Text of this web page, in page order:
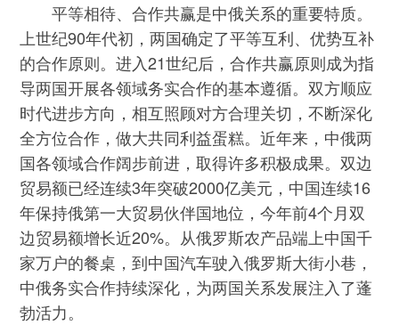
平等相待、合作共赢是中俄关系的重要特质。
上世纪90年代初，两国确定了平等互利、优势互补
的合作原则。进入21世纪后，合作共赢原则成为指
导两国开展各领域务实合作的基本遵循。双方顺应
时代进步方向，相互照顾对方合理关切，不断深化
全方位合作，做大共同利益蛋糕。近年来，中俄两
国各领域合作阔步前进，取得许多积极成果。双边
贸易额已经连续3年突破2000亿美元，中国连续16
年保持俄第一大贸易伙伴国地位，今年前4个月双
边贸易额增长近20%。从俄罗斯农产品端上中国千
家万户的餐桌，到中国汽车驶入俄罗斯大街小巷，
中俄务实合作持续深化，为两国关系发展注入了蓬
勃活力。